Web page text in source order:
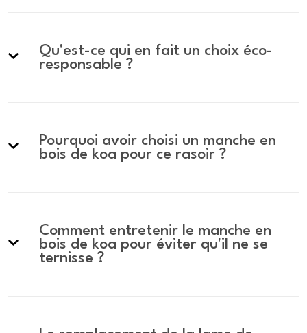
Qu'est-ce qui en fait un choix éco-
responsable ?
Pourquoi avoir choisi un manche en
bois de koa pour ce rasoir ?
Comment entretenir le manche en
bois de koa pour éviter qu'il ne se
ternisse ?